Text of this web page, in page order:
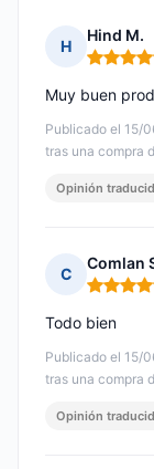
H
Hind M.
Nota: 5
Publicado el 15/
tras una compra
Muy buen
Opinión
C
Comlan
Nota: 5
Publicado el 15/
tras una compra
Todo bien
Opinión